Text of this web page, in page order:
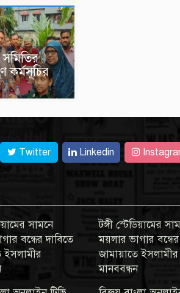
সমিতির
কর্মসূচির
Twitter Linkedin
সামনে
বন্ধের দাবিতে
ইসলামীর
টঙ্গী স্টেডিয়ামের
ময়লার ভাগার
জামায়াতে ইসলামীর
মানববন্ধন